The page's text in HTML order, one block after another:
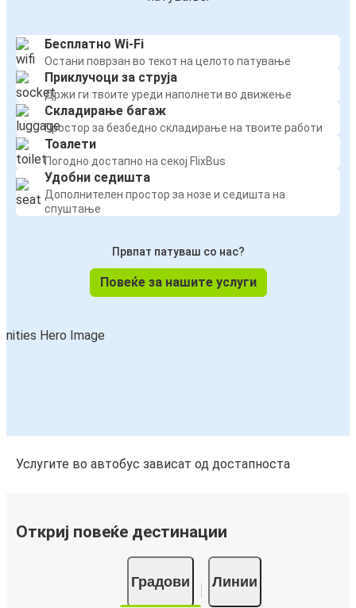
Бесплатно Wi-Fi
Остани поврзан во текот на целото патување
Приклучоци за струја
Држи ги твоите уреди наполнети во движење
Складирање багаж
Простор за безбедно складирање на твоите работи
Тоалети
Погодно достапно на секој FlixBus
Удобни седишта
Дополнителен простор за нозе и седишта на
спуштање
Првпат патуваш со нас?
Повеќе за нашите услуги
Услугите во автобус зависат од достапноста
Откриј повеќе дестинации
Градови Линии